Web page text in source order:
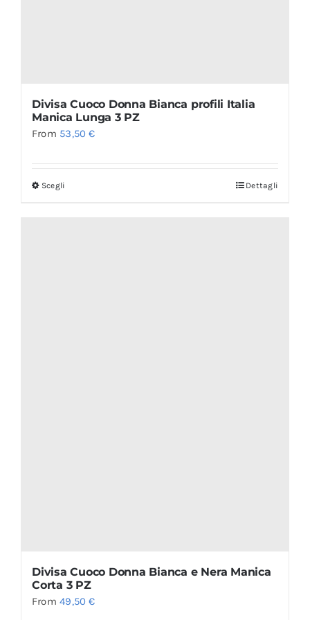
Divisa Cuoco Donna Bianca profili Italia
Manica Lunga 3 PZ
From 53,50€
Scegli Dettagli
Divisa Cuoco Donna Bianca e Nera Manica
Corta 3 PZ
From49,50€